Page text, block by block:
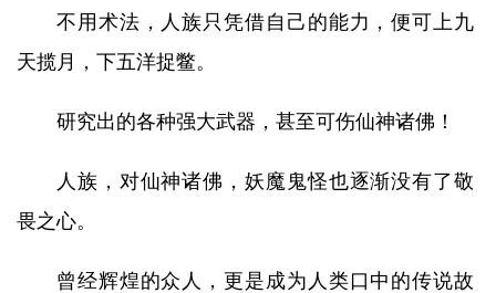
不用术法，人族只凭借自己的能力，便可上九
天揽月，下五洋捉鳖。
研究出的各种强大武器，甚至可伤仙神诸佛！
人族，对仙神诸佛，妖魔鬼怪也逐渐没有了敬
畏之心。
曾经辉煌的众人，更是成为人类口中的传说故